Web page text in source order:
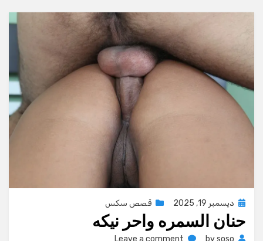
Posted
ديسمبر 19, 2025 قصص سكس
حنان السمره واحر نيكه
bysoso
Leave a comment
on